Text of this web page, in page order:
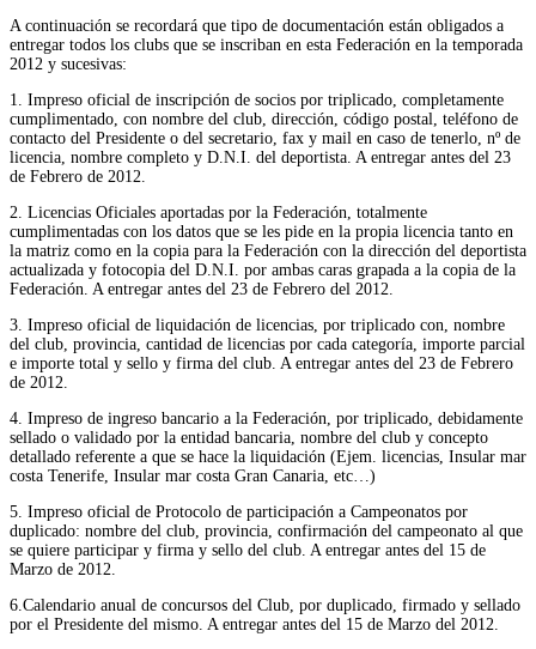
A continuación se recordará que tipo de documentación están obligados a
entregar todos los clubs que se inscriban en esta Federación en la temporada
2012 y sucesivas:
1. Impreso oficial de inscripción de socios por triplicado, completamente
cumplimentado, con nombre del club, dirección, código postal, teléfono de
contacto del Presidente o del secretario, fax y mail en caso de tenerlo, nº de
licencia, nombre completo y D.N.I. del deportista. A entregar antes del 23
de Febrero de 2012.
2. Licencias Oficiales aportadas por la Federación, totalmente
cumplimentadas con los datos que se les pide en la propia licencia tanto en
la matriz como en la copia para la Federación con la dirección del deportista
actualizada y fotocopia del D.N.I. por ambas caras grapada a la copia de la
Federación. A entregar antes del 23 de Febrero del 2012.
3. Impreso oficial de liquidación de licencias, por triplicado con, nombre
del club, provincia, cantidad de licencias por cada categoría, importe parcial
e importe total y sello y firma del club. A entregar antes del 23 de Febrero
de 2012.
4. Impreso de ingreso bancario a la Federación, por triplicado, debidamente
sellado o validado por la entidad bancaria, nombre del club y concepto
detallado referente a que se hace la liquidación (Ejem. licencias, Insular mar
costa Tenerife, Insular mar costa Gran Canaria, etc…)
5. Impreso oficial de Protocolo de participación a Campeonatos por
duplicado: nombre del club, provincia, confirmación del campeonato al que
se quiere participar y firma y sello del club. A entregar antes del 15 de
Marzo de 2012.
6.Calendario anual de concursos del Club, por duplicado, firmado y sellado
por el Presidente del mismo. A entregar antes del 15 de Marzo del 2012.